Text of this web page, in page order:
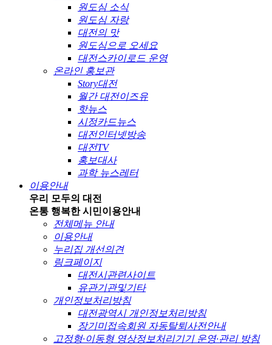
원도심 소식
원도심 자랑
대전의 맛
원도심으로 오세요
대전스카이로드 운영
온라인 홍보관
Story대전
월간 대전이즈유
핫뉴스
시정카드뉴스
대전인터넷방송
대전TV
홍보대사
과학 뉴스레터
이용안내
우리 모두의 대전
온통 행복한 시민이용안내
전체메뉴 안내
이용안내
누리집 개선의견
링크페이지
대전시관련사이트
유관기관및기타
개인정보처리방침
대전광역시 개인정보처리방침
장기미접속회원 자동탈퇴사전안내
고정형·이동형 영상정보처리기기 운영·관리 방침